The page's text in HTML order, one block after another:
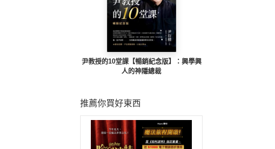
尹教授的10堂課【暢銷紀念版】：興學興
人的神隱總裁
推薦你買好東西